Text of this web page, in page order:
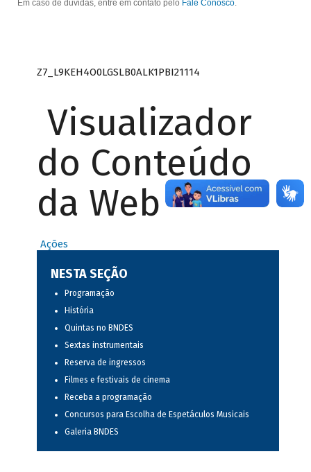
Em caso de dúvidas, entre em contato pelo Fale Conosco.
Z7_L9KEH4O0LGSLB0ALK1PBI21114
Visualizador
do Conteúdo
da Web
Ações
NESTA SEÇÃO
Programação
História
Quintas no BNDES
Sextas instrumentais
Reserva de ingressos
Filmes e festivais de cinema
Receba a programação
Concursos para Escolha de Espetáculos Musicais
Galeria BNDES